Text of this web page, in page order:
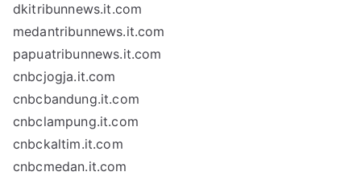
dkitribunnews.it.com
medantribunnews.it.com
papuatribunnews.it.com
cnbcjogja.it.com
cnbcbandung.it.com
cnbclampung.it.com
cnbckaltim.it.com
cnbcmedan.it.com